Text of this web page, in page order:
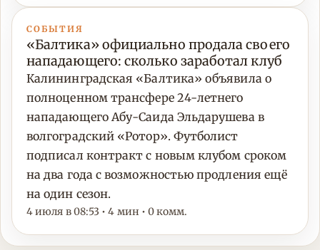
СОБЫТИЯ
«Балтика» официально продала своего
нападающего: сколько заработал клуб
Калининградская «Балтика» объявила о
полноценном трансфере 24-летнего
нападающего Абу-Саида Эльдарушева в
волгоградский «Ротор». Футболист
подписал контракт с новым клубом сроком
на два года с возможностью продления ещё
на один сезон.
4 июля в 08:53 • 4 мин • 0 комм.